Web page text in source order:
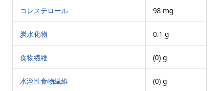
コレステロール 98 mg
炭水化物 0.1 g
食物繊維 (0) g
水溶性食物繊維 (0) g